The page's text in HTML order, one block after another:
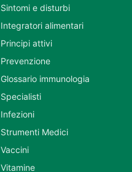
Sintomi e disturbi
Integratori alimentari
Principi attivi
Prevenzione
Glossario immunologia
Specialisti
Infezioni
Strumenti Medici
Vaccini
Vitamine